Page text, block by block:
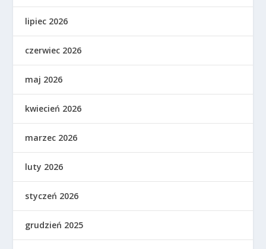
lipiec 2026
czerwiec 2026
maj 2026
kwiecień 2026
marzec 2026
luty 2026
styczeń 2026
grudzień 2025